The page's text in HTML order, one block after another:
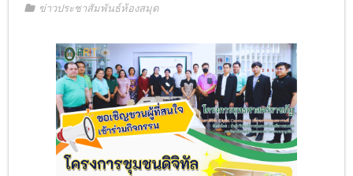
ข่าวประชาสัมพันธ์ห้องสมุด